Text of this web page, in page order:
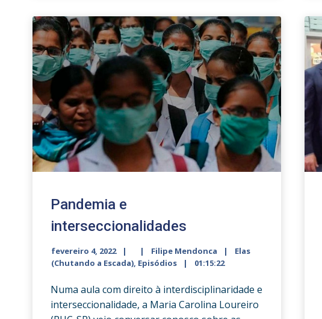
decrease
volume.
Pandemia e
interseccionalidades
fevereiro 4, 2022 Filipe Mendonca
Elas
(Chutando a Escada), Episódios 01:15:22
Numa aula com direito à interdisciplinaridade e
interseccionalidade, a Maria Carolina Loureiro